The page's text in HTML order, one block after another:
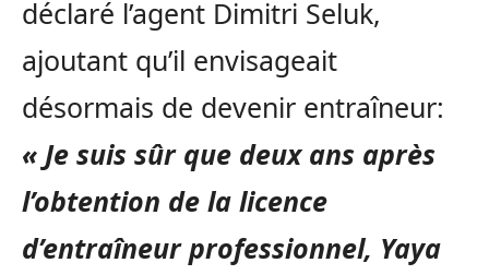
déclaré l’agent Dimitri Seluk,
ajoutant qu’il envisageait
désormais de devenir entraîneur:
« Je suis sûr que deux ans après
l’obtention de la licence
d’entraîneur professionnel, Yaya